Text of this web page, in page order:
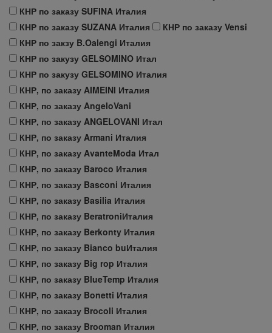
КНР по заказу SUFINA Италия
КНР по заказу SUZANA Италия
КНР по заказу Vensi
КНР по закзу B.Oalengi Италия
КНР по закузу GELSOMINO Итал
КНР по закузу GELSOMINO Италия
КНР, по заказу AIMEINI Италия
КНР, по заказу AngeloVani
КНР, по заказу ANGELOVANI Итал
КНР, по заказу Armani Италия
КНР, по заказу AvanteModa Итал
КНР, по заказу Baroco Италия
КНР, по заказу Basconi Италия
КНР, по заказу Basilia Италия
КНР, по заказу BeratroniИталия
КНР, по заказу Berkonty Италия
КНР, по заказу Bianco buИталия
КНР, по заказу Big rop Италия
КНР, по заказу BlueTemp Италия
КНР, по заказу Bonetti Италия
КНР, по заказу Brocoli Италия
КНР, по заказу Brooman Италия